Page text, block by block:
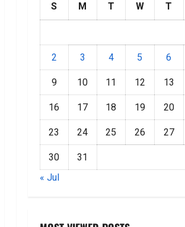
S M T W T
2 3 4 5 6
9 10 11 12 13
16 17 18 19 20
23 24 25 26 27
30
31
« Jul